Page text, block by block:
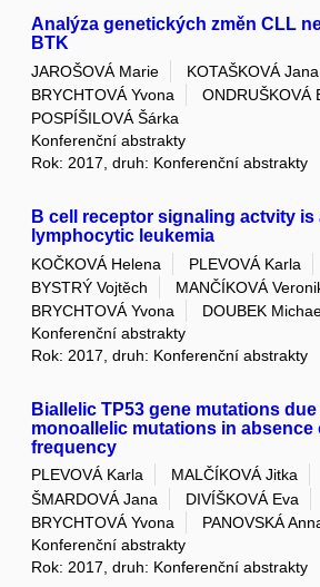
Analýza genetických změn CLL
BTK
JAROŠOVÁ Marie KOTAŠKOVÁ Jana
BRYCHTOVÁ Yvona
ONDRUŠKOVÁ
POSPÍŠILOVÁ Šárka
Konferenční abstrakty
Rok: 2017, druh: Konferenční abstrakty
B cell receptor signaling actvity
lymphocytic leukemia
KOČKOVÁ Helena PLEVOVÁ Karla
BYSTRÝ Vojtěch
MANČÍKOVÁ
BRYCHTOVÁ Yvona
DOUBEK
Konferenční abstrakty
Rok: 2017, druh: Konferenční abstrakty
Biallelic TP53 gene mutations
monoallelic mutations in
frequency
PLEVOVÁ Karla MALČÍKOVÁ Jitka
ŠMARDOVÁ Jana
DIVÍŠKOVÁ Eva
BRYCHTOVÁ Yvona
PANOVSKÁ
Konferenční abstrakty
Rok: 2017, druh: Konferenční abstrakty